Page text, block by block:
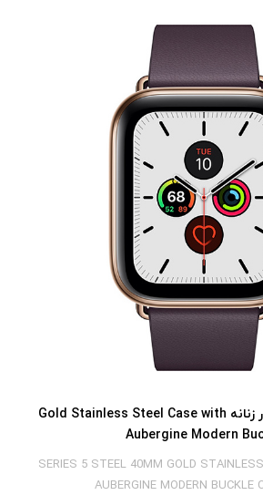
سری 5 استیل سلولار زنانه Gold Stainless Steel Case with
Aubergine Modern
SERIES 5 STEEL 40MM GOLD
AUBERGINE MODERN BUCKLE